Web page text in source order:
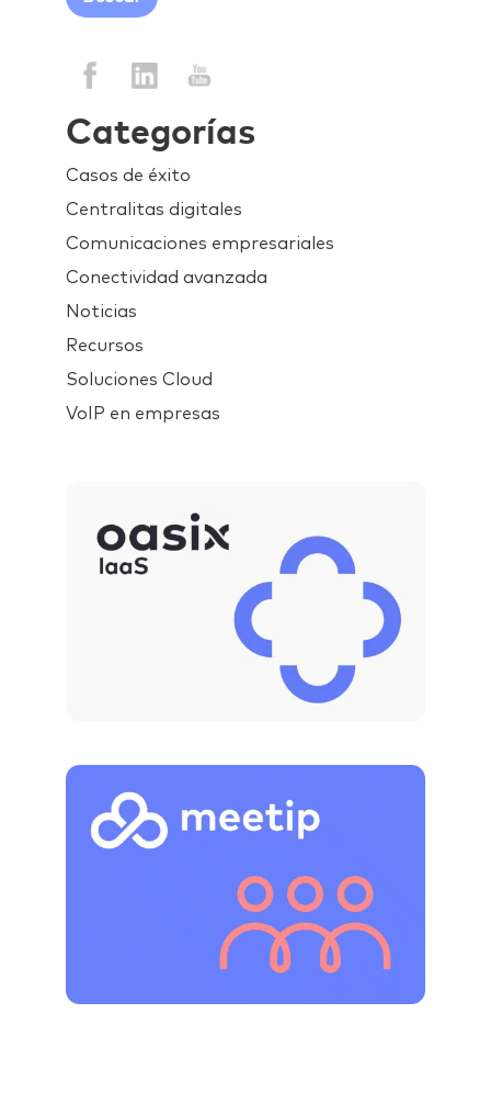
Categorías
Casos de éxito
Centralitas digitales
Comunicaciones empresariales
Conectividad avanzada
Noticias
Recursos
Soluciones Cloud
VoIP en empresas